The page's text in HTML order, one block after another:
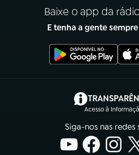
Baixe o app da
E tenha a gente
Acesso à
(abre
Siga-nos nas redes